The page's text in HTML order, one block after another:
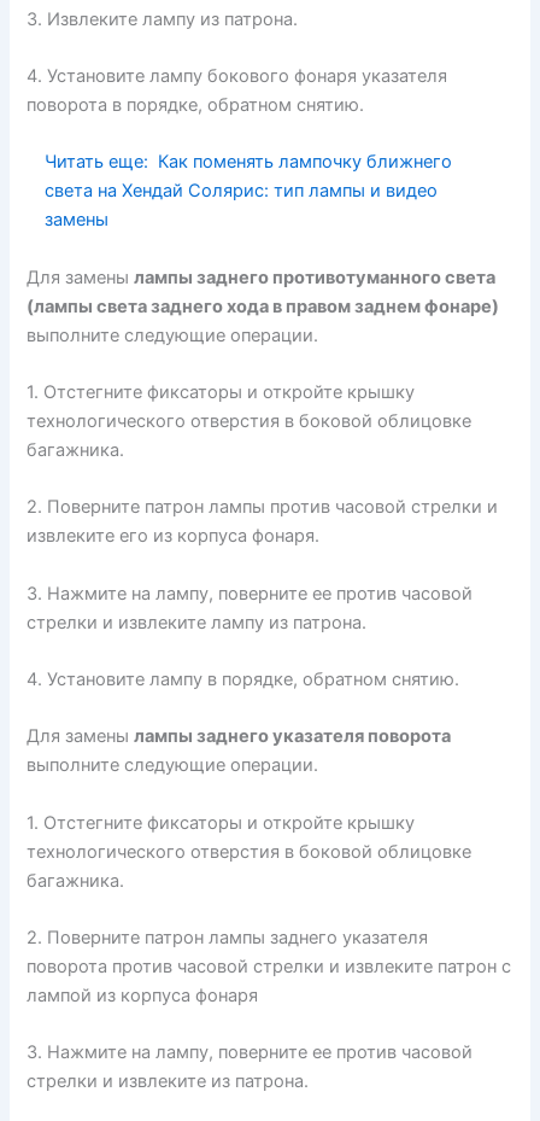
3. Извлеките лампу из патрона.
4. Установите лампу бокового фонаря указателя
поворота в порядке, обратном снятию.
Читать еще: Как поменять лампочку ближнего
света на Хендай Солярис: тип лампы и видео
замены
Для заменылампы заднего противотуманного света
(лампы света заднего хода в правом заднем фонаре)
выполните следующие операции.
1. Отстегните фиксаторы и откройте крышку
технологического отверстия в боковой облицовке
багажника.
2. Поверните патрон лампы против часовой стрелки и
извлеките его из корпуса фонаря.
3. Нажмите на лампу, поверните ее против часовой
стрелки и извлеките лампу из патрона.
4. Установите лампу в порядке, обратном снятию.
Для заменылампы заднего указателя поворота
выполните следующие операции.
1. Отстегните фиксаторы и откройте крышку
технологического отверстия в боковой облицовке
багажника.
2. Поверните патрон лампы заднего указателя
поворота против часовой стрелки и извлеките патрон с
лампой из корпуса фонаря
3. Нажмите на лампу, поверните ее против часовой
стрелки и извлеките из патрона.